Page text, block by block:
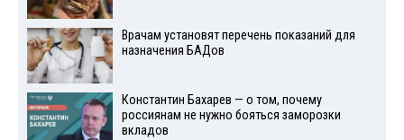
Врачам установят перечень показаний для
назначения БАДов
Константин Бахарев — о том, почему
россиянам не нужно бояться заморозки
вкладов